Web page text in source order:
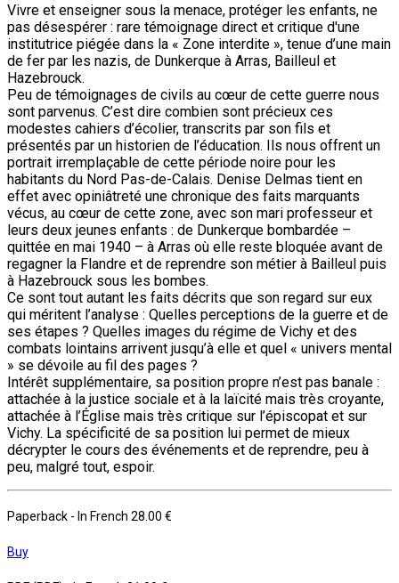
Vivre et enseigner sous la menace, protéger les enfants, ne
pas désespérer : rare témoignage direct et critique d'une
institutrice piégée dans la « Zone interdite », tenue d’une main
de fer par les nazis, de Dunkerque à Arras, Bailleul et
Hazebrouck.
Peu de témoignages de civils au cœur de cette guerre nous
sont parvenus. C’est dire combien sont précieux ces
modestes cahiers d’écolier, transcrits par son fils et
présentés par un historien de l’éducation. Ils nous offrent un
portrait irremplaçable de cette période noire pour les
habitants du Nord Pas-de-Calais. Denise Delmas tient en
effet avec opiniâtreté une chronique des faits marquants
vécus, au cœur de cette zone, avec son mari professeur et
leurs deux jeunes enfants : de Dunkerque bombardée –
quittée en mai 1940 – à Arras où elle reste bloquée avant de
regagner la Flandre et de reprendre son métier à Bailleul puis
à Hazebrouck sous les bombes.
Ce sont tout autant les faits décrits que son regard sur eux
qui méritent l’analyse : Quelles perceptions de la guerre et de
ses étapes ? Quelles images du régime de Vichy et des
combats lointains arrivent jusqu’à elle et quel « univers mental
» se dévoile au fil des pages ?
Intérêt supplémentaire, sa position propre n’est pas banale :
attachée à la justice sociale et à la laïcité mais très croyante,
attachée à l’Église mais très critique sur l’épiscopat et sur
Vichy. La spécificité de sa position lui permet de mieux
décrypter le cours des événements et de reprendre, peu à
peu, malgré tout, espoir.
Paperback - In French 28.00 €
Buy